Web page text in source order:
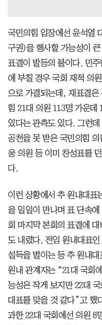
국민의힘 입장에선 윤석열
구권)을 행사할 가능성이
표결이 발등의 불이다. 민
에 부칠 경우 국회 재적 의
으로 가결되는데, 재표결은
힘 21대 의원 113명 가운데
있다는 관측도 있다. 그런
공천을 못 받은 국민의힘
웅 의원 등 이미 찬성표를
다.
이런 상황에서 추 원내대표
을 일일이 만나며 표 단속
회 마지막 본회의 표결에
도 내렸다. 전임 원내대표
설득을 벌이는 등 추 원내
원내 관계자는 “21대 국회
능성은 작게 보지만 22대
대표를 맞을 것 같다”고 했
과한 22대 국회에선 의원 8